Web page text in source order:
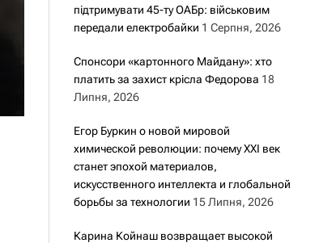
підтримувати 45-ту ОАБр: військовим
передали електробайки 1 Серпня, 2026
Спонсори «картонного Майдану»: хто
платить за захист крісла Федорова 18
Липня, 2026
Егор Буркин о новой мировой
химической революции: почему XXI век
станет эпохой материалов,
искусственного интеллекта и глобальной
борьбы за технологии 15 Липня, 2026
Карина Койнаш возвращает высокой